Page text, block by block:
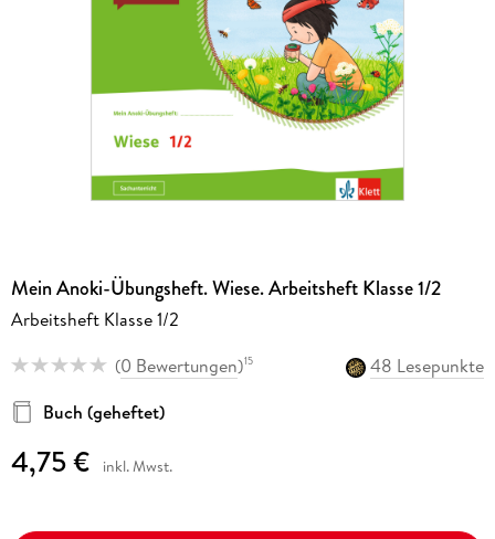
Mein Anoki-Übungsheft. Wiese. Arbeitsheft Klasse 1/2
Arbeitsheft Klasse 1/2
(0 Bewertungen)15
48 Lesepunkte
Buch (geheftet)
4,75 € inkl. Mwst.